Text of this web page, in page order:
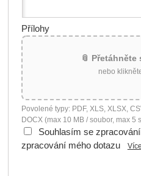
Přílohy
📎
nebo
Povolené typy: PDF, XLS, XLSX,
DOCX (max 10 MB / soubor, max 5
Souhlasím se
zpracování mého dotazu